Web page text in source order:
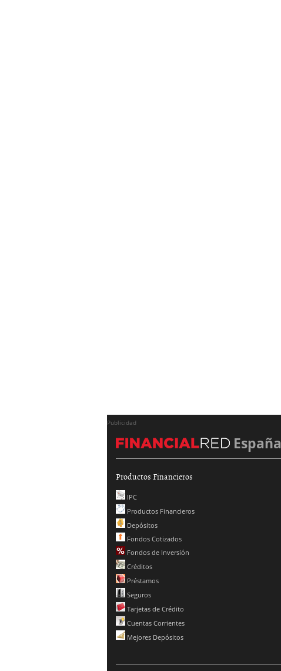
Publicidad
España
Productos Financieros
IPC
Productos Financieros
Depósitos
Fondos Cotizados
Fondos de Inversión
Créditos
Préstamos
Seguros
Tarjetas de Crédito
Cuentas Corrientes
Mejores Depósitos